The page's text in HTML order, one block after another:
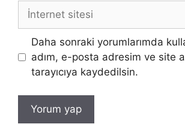
İnternet
Daha sonraki yorumlarımda
adım, e-posta adresim ve site
tarayıcıya kaydedilsin.